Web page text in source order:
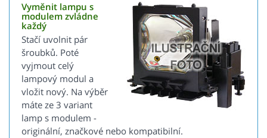
Vyměnit lampu s
modulem zvládne
každý
Stačí uvolnit pár
šroubků. Poté
vyjmout celý
lampový modul a
vložit nový. Na výběr
máte ze 3 variant
lamp s modulem -
originální, značkové nebo kompatibilní.